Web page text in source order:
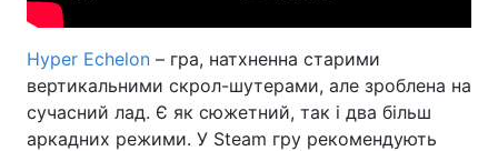
Hyper Echelon – гра, натхненна старими
вертикальними скрол-шутерами, але зроблена на
сучасний лад. Є як сюжетний, так і два більш
аркадних режими. У Steam гру рекомендують